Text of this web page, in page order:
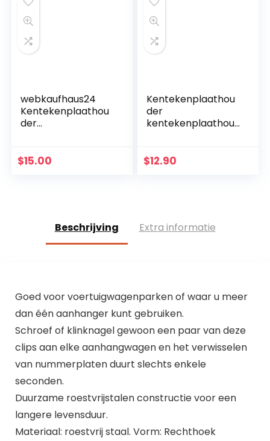
webkaufhaus24
Kentekenplaathou
der
personenauto
$15.00
Kentekenplaathou
der
kentekenplaathou
$12.90
Beschrijving Extra informatie
Goed voor voertuigwagenparken of waar u meer
dan één aanhanger kunt gebruiken.
Schroef of klinknagel gewoon een paar van deze
clips aan elke aanhangwagen en het verwisselen
van nummerplaten duurt slechts enkele
seconden.
Duurzame roestvrijstalen constructie voor een
langere levensduur.
Materiaal: roestvrij staal. Vorm: Rechthoek